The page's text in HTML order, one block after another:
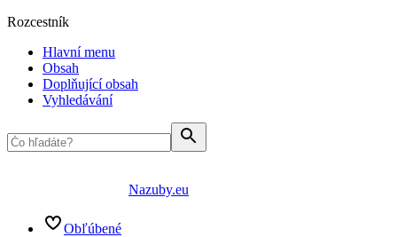
Rozcestník
Hlavní menu
Obsah
Doplňující obsah
Vyhledávání
Nazuby.eu
Obľúbené